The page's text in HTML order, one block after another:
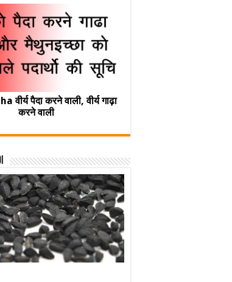
पैदा करने वाली, वीर्य गाढ़ा
करने वाली